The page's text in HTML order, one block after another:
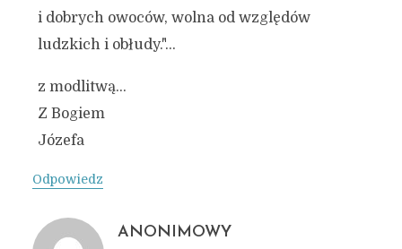
i dobrych owoców, wolna od względów
ludzkich i obłudy."…
z modlitwą…
Z Bogiem
Józefa
Odpowiedz
ANONIMOWY